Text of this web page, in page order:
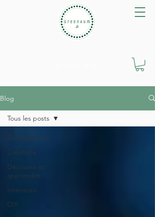
Blog
Tous les posts
Créativité
Découvrir et
apprendre
Interieurs
DIY
Tous les posts